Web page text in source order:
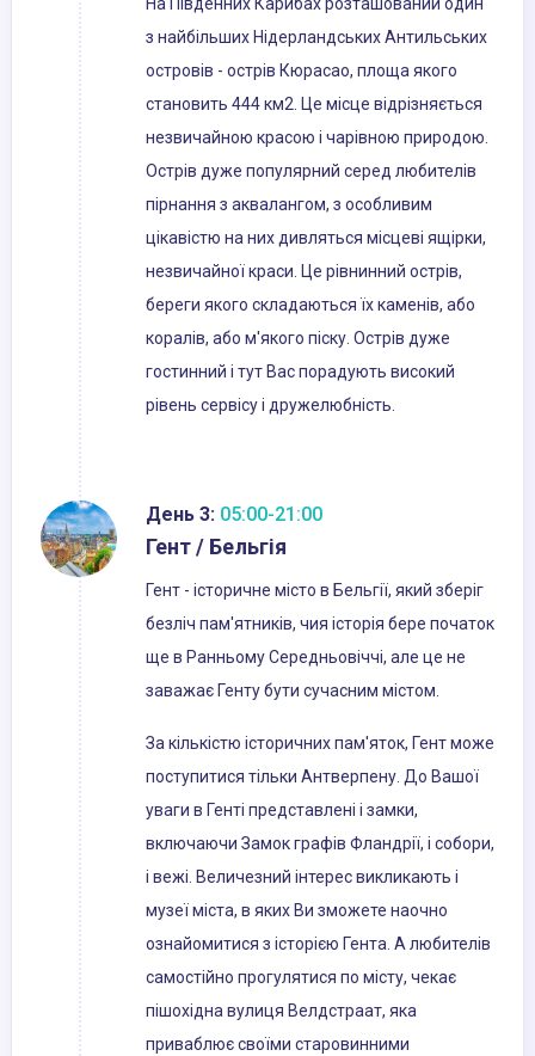
На Південних Карибах розташований один
з найбільших Нідерландських Антильських
островів - острів Кюрасао, площа якого
становить 444 км2. Це місце відрізняється
незвичайною красою і чарівною природою.
Острів дуже популярний серед любителів
пірнання з аквалангом, з особливим
цікавістю на них дивляться місцеві ящірки,
незвичайної краси. Це рівнинний острів,
береги якого складаються їх каменів, або
коралів, або м'якого піску. Острів дуже
гостинний і тут Вас порадують високий
рівень сервісу і дружелюбність.
День 3: 05:00-21:00
Гент / Бельгія
Гент - історичне місто в Бельгії, який зберіг
безліч пам'ятників, чия історія бере початок
ще в Ранньому Середньовіччі, але це не
заважає Генту бути сучасним містом.
За кількістю історичних пам'яток, Гент може
поступитися тільки Антверпену. До Вашої
уваги в Генті представлені і замки,
включаючи Замок графів Фландрії, і собори,
і вежі. Величезний інтерес викликають і
музеї міста, в яких Ви зможете наочно
ознайомитися з історією Гента. А любителів
самостійно прогулятися по місту, чекає
пішохідна вулиця Велдстраат, яка
приваблює своїми старовинними